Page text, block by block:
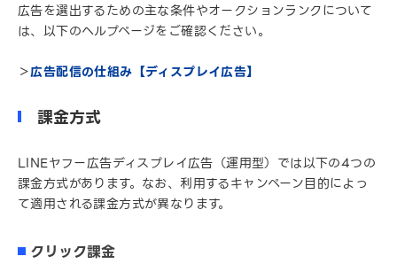
広告を選出するための主な条件やオークションランクについて
は、以下のヘルプページをご確認ください。
＞広告配信の仕組み【ディスプレイ広告】
課金方式
LINEヤフー広告ディスプレイ広告（運用型）では以下の4つの
課金方式があります。なお、利用するキャンペーン目的によっ
て適用される課金方式が異なります。
クリック課金